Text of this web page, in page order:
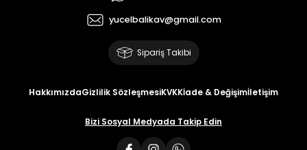
yucelbalikav@gmail.com
Sipariş Takibi
HakkımızdaGizlilik SözleşmesiKVKKİade & Değişimİletişim
Bizi Sosyal Medyada Takip Edin